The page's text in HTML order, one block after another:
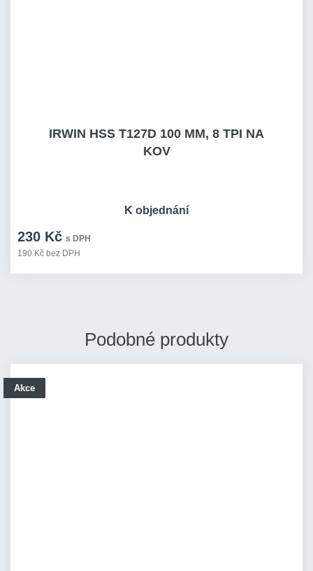
IRWIN HSS T127D 100 MM, 8 TPI NA
KOV
230 Kč s DPH
190 Kč bez DPH
K objednání
Podobné produkty
Akce